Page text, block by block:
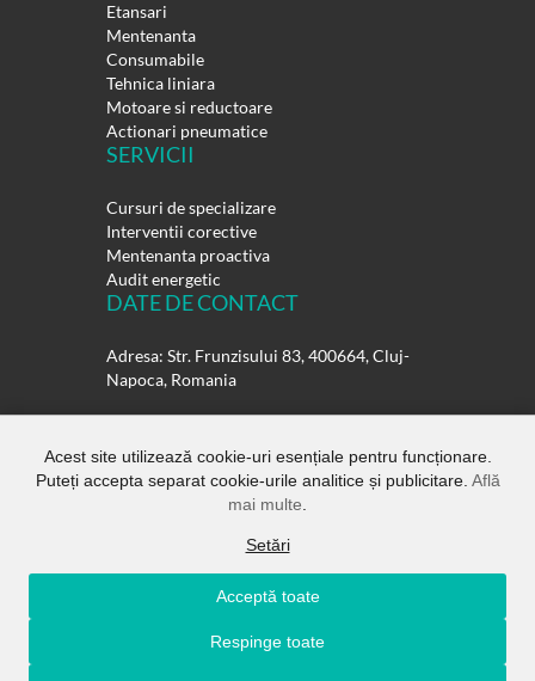
Etansari
Mentenanta
Consumabile
Tehnica liniara
Motoare si reductoare
Actionari pneumatice
SERVICII
Cursuri de specializare
Interventii corective
Mentenanta proactiva
Audit energetic
DATE DE CONTACT
Adresa: Str. Frunzisului 83, 400664, Cluj-
Napoca, Romania
Telefon:
0264-432358
0264-432359
E-mail:office@rulmentisuedia.ro
Rulmenti Suedia SRL.
Rights Reserved
Acest site utilizează cookie-uri esențiale pentru funcționare.
Puteți accepta separat cookie-urile analitice și publicitare. Află
mai multe
Setări
Acceptă toate
Respinge toate